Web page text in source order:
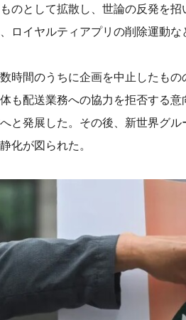
のとして拡散し、世論の反発を
ロイヤルティアプリの削除運動な
時間のうちに企画を中止したも
も配送業務への協力を拒否する
と発展した。その後、新世界グ
化が図られた。